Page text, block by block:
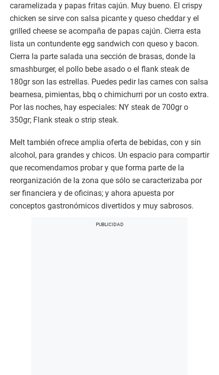
caramelizada y papas fritas cajún. Muy bueno. El crispy
chicken se sirve con salsa picante y queso cheddar y el
grilled cheese se acompaña de papas cajún. Cierra esta
lista un contundente egg sandwich con queso y bacon.
Cierra la parte salada una sección de brasas, donde la
smashburger, el pollo bebe asado o el flank steak de
180gr son las estrellas. Puedes pedir las carnes con salsa
bearnesa, pimientas, bbq o chimichurri por un costo extra.
Por las noches, hay especiales: NY steak de 700gr o
350gr; Flank steak o strip steak.
Melt también ofrece amplia oferta de bebidas, con y sin
alcohol, para grandes y chicos. Un espacio para compartir
que recomendamos probar y que forma parte de la
reorganización de la zona que sólo se caracterizaba por
ser financiera y de oficinas; y ahora apuesta por
conceptos gastronómicos divertidos y muy sabrosos.